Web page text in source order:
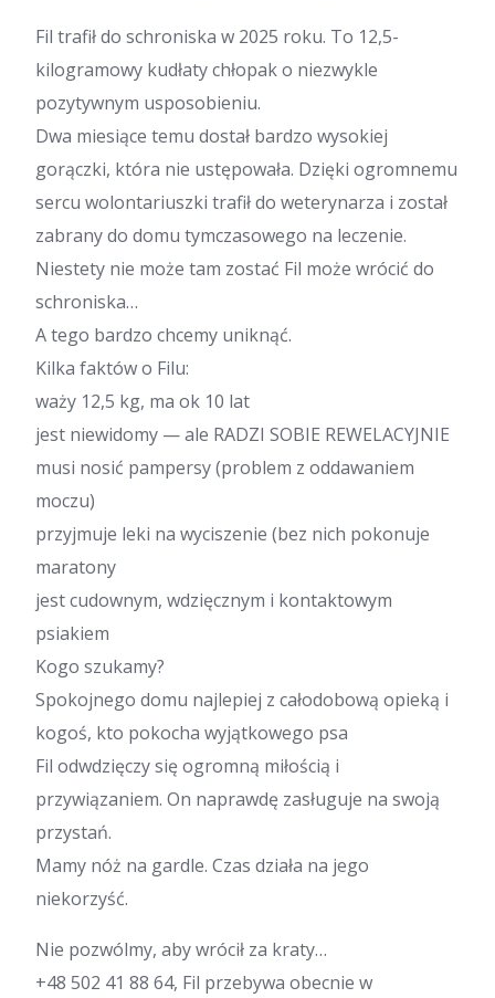
Fil trafił do schroniska w 2025 roku. To 12,5-
kilogramowy kudłaty chłopak o niezwykle
pozytywnym usposobieniu.
Dwa miesiące temu dostał bardzo wysokiej
gorączki, która nie ustępowała. Dzięki ogromnemu
sercu wolontariuszki trafił do weterynarza i został
zabrany do domu tymczasowego na leczenie.
Niestety nie może tam zostać Fil może wrócić do
schroniska…
A tego bardzo chcemy uniknąć.
Kilka faktów o Filu:
waży 12,5 kg, ma ok 10 lat
jest niewidomy — ale RADZI SOBIE REWELACYJNIE
musi nosić pampersy (problem z oddawaniem
moczu)
przyjmuje leki na wyciszenie (bez nich pokonuje
maratony
jest cudownym, wdzięcznym i kontaktowym
psiakiem
Kogo szukamy?
Spokojnego domu najlepiej z całodobową opieką i
kogoś, kto pokocha wyjątkowego psa
Fil odwdzięczy się ogromną miłością i
przywiązaniem. On naprawdę zasługuje na swoją
przystań.
Mamy nóż na gardle. Czas działa na jego
niekorzyść.
Nie pozwólmy, aby wrócił za kraty…
+48 502 41 88 64, Fil przebywa obecnie w